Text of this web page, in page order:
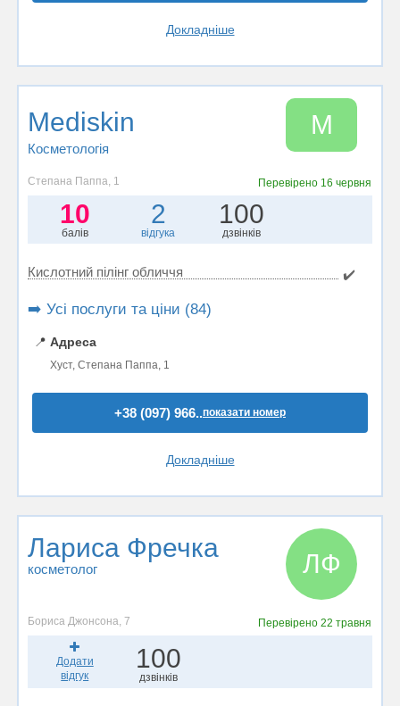
Докладніше
Mediskin
Косметологія
M
Степана Паппа, 1 Перевірено 16 червня
10
балів
2
відгука
100
дзвінків
Кислотний пілінг обличчя ✔️
➡️ Усі послуги та ціни (84)
📍 Адреса
Хуст, Степана Паппа, 1
+38 (097) 966..показати номер
Докладніше
Лариса Фречка
косметолог ЛФ
Бориса Джонсона, 7 Перевірено22 травня
Додати
відгук
100
дзвінків